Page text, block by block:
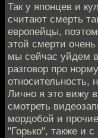
Так у японцев и
считают смерть
европейцы,
этой смерти
мы сейчас уйдем
разговор про
относительность,
Лично я это вижу
смотреть
мордобой и
"Горько", также и